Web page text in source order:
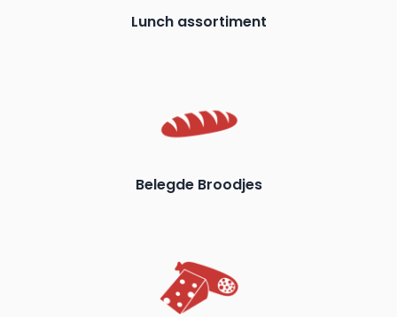
Lunch assortiment
Belegde Broodjes